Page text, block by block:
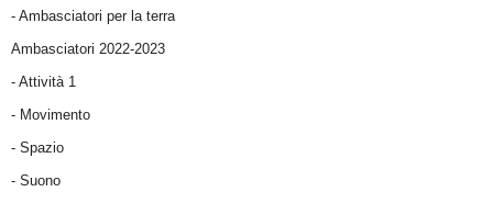
- Ambasciatori per la terra
Ambasciatori 2022-2023
- Attività 1
- Movimento
- Spazio
- Suono